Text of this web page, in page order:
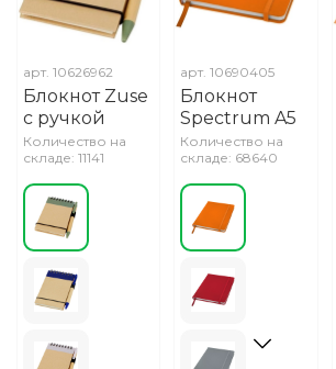
арт. 10626962
Блокнот Zuse
с ручкой
Количество на
складе: 11141
арт.10690405
Блокнот
Spectrum A5
Количество на
складе: 68640